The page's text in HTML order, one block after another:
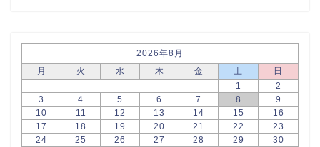
2026年8月
月
火 水 木 金 土
日
1
2
3
4 5 6 7 8
9
10
11 12 13 14 15
16
17
18 19 20 21 22
23
24
25 26 27 28 29
30